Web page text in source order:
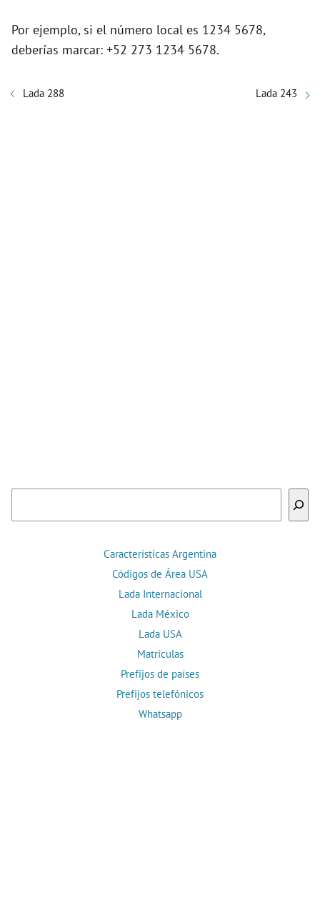
Por ejemplo, si el número local es 1234 5678,
deberías marcar: +52 273 1234 5678.
Lada 288 Lada 243
Características Argentina
Códigos de Área USA
Lada Internacional
Lada México
Lada USA
Matrículas
Prefijos de países
Prefijos telefónicos
Whatsapp